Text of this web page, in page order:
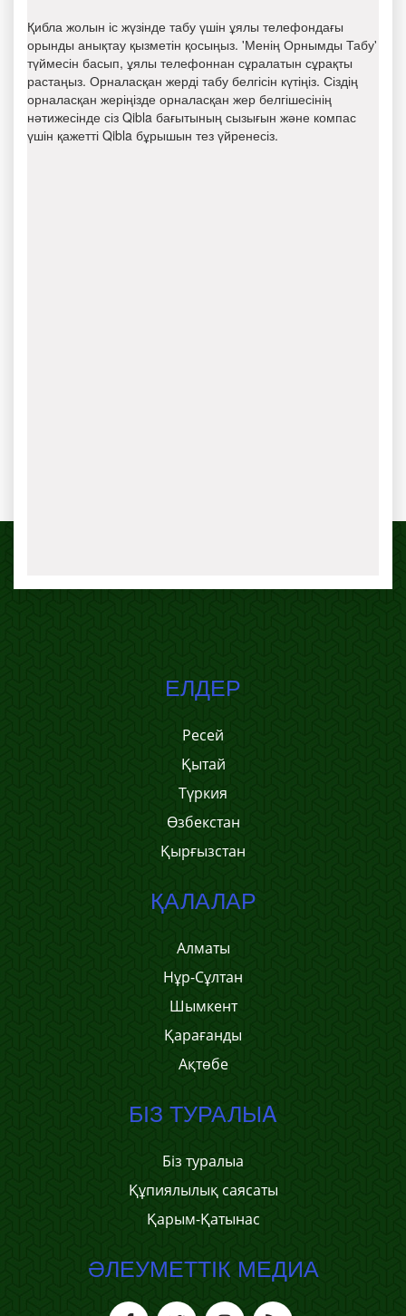
Қибла жолын іс жүзінде табу үшін ұялы телефондағы
орынды анықтау қызметін қосыңыз. 'Менің Орнымды Табу'
түймесін басып, ұялы телефоннан сұралатын сұрақты
растаңыз. Орналасқан жерді табу белгісін күтіңіз. Сіздің
орналасқан жеріңізде орналасқан жер белгішесінің
нәтижесінде сіз Qibla бағытының сызығын және компас
үшін қажетті Qibla бұрышын тез үйренесіз.
ЕЛДЕР
Ресей
Қытай
Түркия
Өзбекстан
Қырғызстан
ҚАЛАЛАР
Алматы
Нұр-Сұлтан
Шымкент
Қарағанды
Ақтөбе
БІЗ ТУРАЛЫA
Біз туралыa
Құпиялылық саясаты
Қарым-Қатынас
ӘЛЕУМЕТТІК МЕДИА